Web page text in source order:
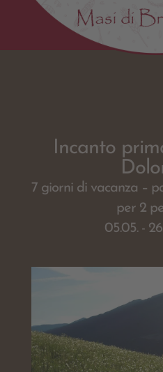
Incanto
7 giorni di vacanza –
per 2
05.05. -